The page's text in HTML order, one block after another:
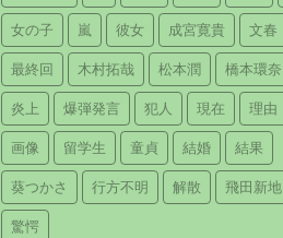
女の子 嵐 彼女 成宮寛貴 文春
最終回 木村拓哉 松本潤 橋本環奈
炎上 爆弾発言 犯人 現在 理由
画像 留学生 童貞 結婚 結果
葵つかさ 行方不明 解散 飛田新地
驚愕